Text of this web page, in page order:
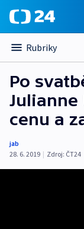
Rubriky
Po
Julianne
cenu a
jab
28. 6. 2019 | Zdroj: ČT24